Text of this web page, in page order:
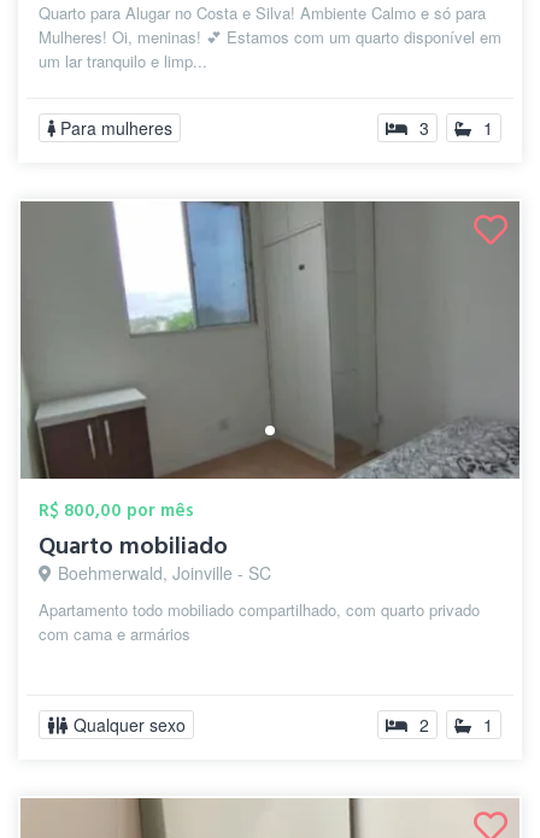
Quarto para Alugar no Costa e Silva! Ambiente Calmo e só para
Mulheres! Oi, meninas! 💕 Estamos com um quarto disponível em
um lar tranquilo e limp...
Para mulheres 3 1
R$ 800,00 por mês
Quarto mobiliado
Boehmerwald, Joinville - SC
Apartamento todo mobiliado compartilhado, com quarto privado
com cama e armários
Qualquer sexo 2 1